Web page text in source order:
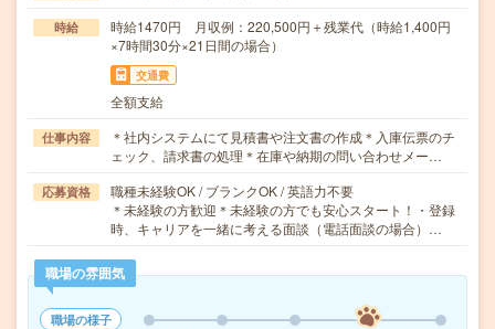
時給
時給1470円 月収例：220,500円＋残業代（時給1,400円
×7時間30分×21日間の場合）
交通費
全額支給
仕事内容
＊社内システムにて見積書や注文書の作成＊入庫伝票のチ
ェック、請求書の処理＊在庫や納期の問い合わせメー…
応募資格
職種未経験OK / ブランクOK / 英語力不要
＊未経験の方歓迎＊未経験の方でも安心スタート！・登録
時、キャリアを一緒に考える面談（電話面談の場合）…
職場の雰囲気
職場の様子